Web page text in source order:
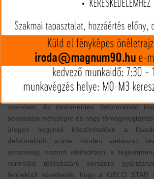
GE2424729
Kaliber: 8x57 JS
MIP kártya jóváírás: 94Kártyát igényelek
Termék leírás
A GECO STAR ólommentes deformálódó
gyújtású vadászlőszerek ólommentes
valódi alternatívát kínálva az ólomtartalmú
szemben. Az ólommentes deformálódó
behatolási mélységre és nagy
üreges hegynek köszönhetően a
deformálódik szinte minden vadászati
pontosság viszont elsősorban a
minimális tűréshatárú korszerű
fentiekből következik, hogy a GECO STAR